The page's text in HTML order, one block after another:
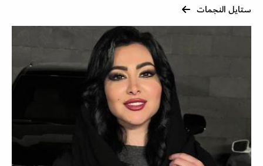
ستايل النجمات